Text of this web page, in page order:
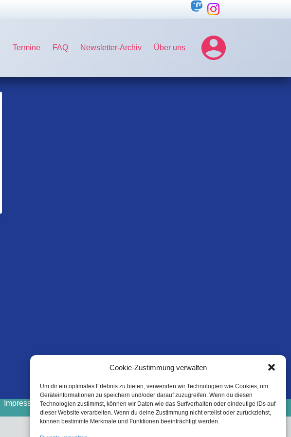
Cookie-Zustimmung verwalten
Um dir ein optimales Erlebnis zu bieten, verwenden wir Technologien wie Cookies, um
Geräteinformationen zu speichern und/oder darauf zuzugreifen. Wenn du diesen
Technologien zustimmst, können wir Daten wie das Surfverhalten oder eindeutige IDs auf
dieser Website verarbeiten. Wenn du deine Zustimmung nicht erteilst oder zurückziehst,
können bestimmte Merkmale und Funktionen beeinträchtigt werden.
Termine FAQ Newsletter-Archiv Über uns
Impressum Cookie-Richtlinie (EU)
Datenschutzinformation
Haftungsausschluss